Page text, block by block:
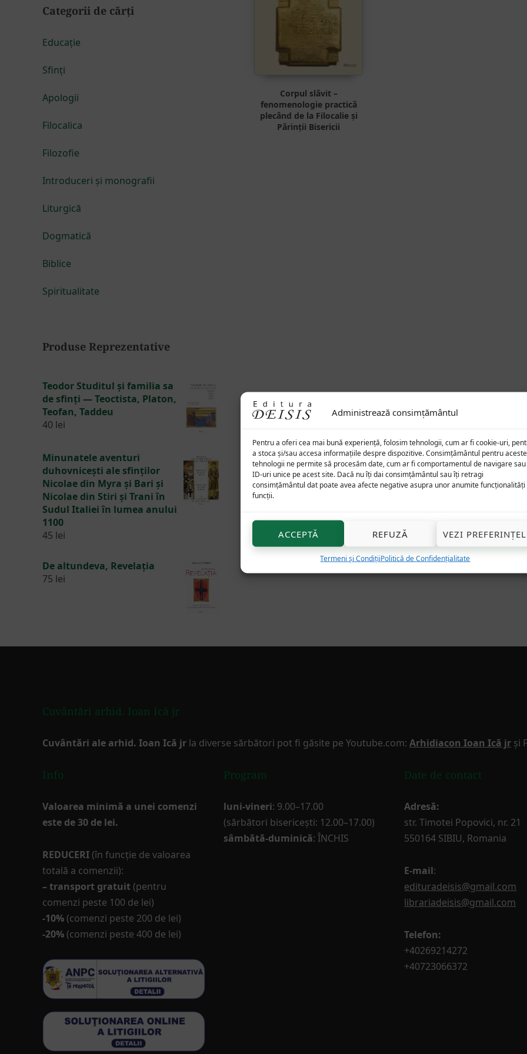
Administrează consimțământul
Pentru a oferi cea mai bună experiență, folosim tehnologii, cum ar fi cookie-uri,
a stoca și/sau accesa informațiile despre dispozitive. Consimțământul pentru aceste
tehnologii ne permite să procesăm date, cum ar fi comportamentul de navigare sau
ID-uri unice pe acest site. Dacă nu îți dai consimțământul sau îți retragi
consimțământul dat poate avea afecte negative asupra unor anumite funcționalități
funcții.
ACCEPTĂ REFUZĂ VEZI
Termeni și CondițiiPolitică de Confidențialitate
Corpul slăvit –
fenomenologie practică
plecând de la Filocalie și
Părinții Bisericii
Categorii de cărți
Educație
Sfinți
Apologii
Filocalica
Filozofie
Introduceri și monografii
Liturgică
Dogmatică
Biblice
Spiritualitate
Produse Reprezentative
Teodor Studitul și familia sa
de sfinți — Teoctista, Platon,
Teofan, Taddeu
40 lei
Minunatele aventuri
duhovnicești ale sfinților
Nicolae din Myra și Bari și
Nicolae din Stiri și Trani în
Sudul Italiei în lumea anului
1100
45 lei
De altundeva, Revelația
75 lei
Cuvântări arhid. Ioan Ică jr
Cuvântări ale arhid. Ioan Ică jr la diverse sărbători pot fi găsite pe Youtube.com: Arhidiacon Ioan Ică jr și
Info
Valoarea minimă a unei comenzi
este de 30 de lei.
REDUCERI (în funcţie de valoarea
totală a comenzii):
– transport gratuit (pentru
comenzi peste 100 de lei)
-10% (comenzi peste 200 de lei)
-20% (comenzi peste 400 de lei)
Program
luni-vineri: 9.00–17.00
(sărbători bisericești: 12.00–17.00)
sâmbătă-duminică: ÎNCHIS
Date de contact
Adresă:
str. Timotei Popovici, nr. 21
550164 SIBIU, Romania
E-mail:
edituradeisis@gmail.com
librariadeisis@gmail.com
Telefon:
+40269214272
+40723066372